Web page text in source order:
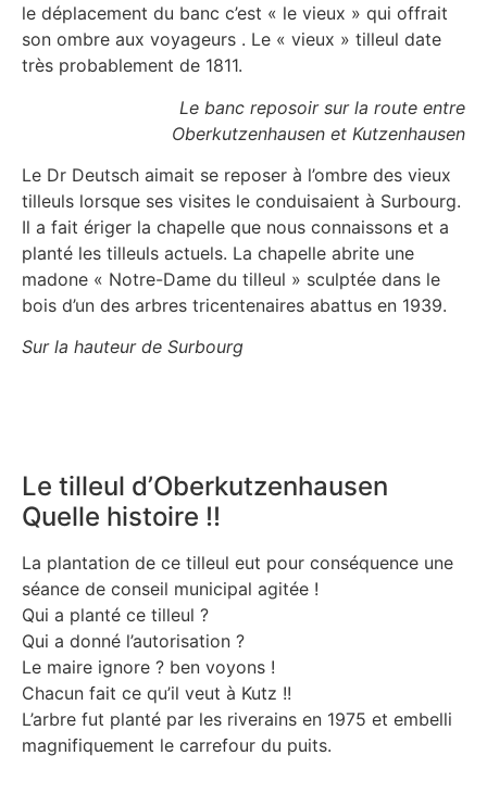
le déplacement du banc c’est « le vieux » qui offrait
son ombre aux voyageurs . Le « vieux » tilleul date
très probablement de 1811.
Le banc reposoir sur la route entre
Oberkutzenhausen et Kutzenhausen
Le Dr Deutsch aimait se reposer à l’ombre des vieux
tilleuls lorsque ses visites le conduisaient à Surbourg.
Il a fait ériger la chapelle que nous connaissons et a
planté les tilleuls actuels. La chapelle abrite une
madone « Notre-Dame du tilleul » sculptée dans le
bois d’un des arbres tricentenaires abattus en 1939.
Sur la hauteur de Surbourg
Le tilleul d’Oberkutzenhausen
Quelle histoire !!
La plantation de ce tilleul eut pour conséquence une
séance de conseil municipal agitée !
Qui a planté ce tilleul ?
Qui a donné l’autorisation ?
Le maire ignore ? ben voyons !
Chacun fait ce qu’il veut à Kutz !!
L’arbre fut planté par les riverains en 1975 et embelli
magnifiquement le carrefour du puits.